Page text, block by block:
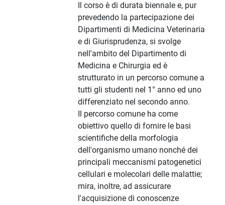
Il corso è di durata biennale e, pur
prevedendo la partecipazione dei
Dipartimenti di Medicina Veterinaria
e di Giurisprudenza, si svolge
nell'ambito del Dipartimento di
Medicina e Chirurgia ed è
strutturato in un percorso comune a
tutti gli studenti nel 1° anno ed uno
differenziato nel secondo anno.
Il percorso comune ha come
obiettivo quello di fornire le basi
scientifiche della morfologia
dell'organismo umano nonché dei
principali meccanismi patogenetici
cellulari e molecolari delle malattie;
mira, inoltre, ad assicurare
l'acquisizione di conoscenze